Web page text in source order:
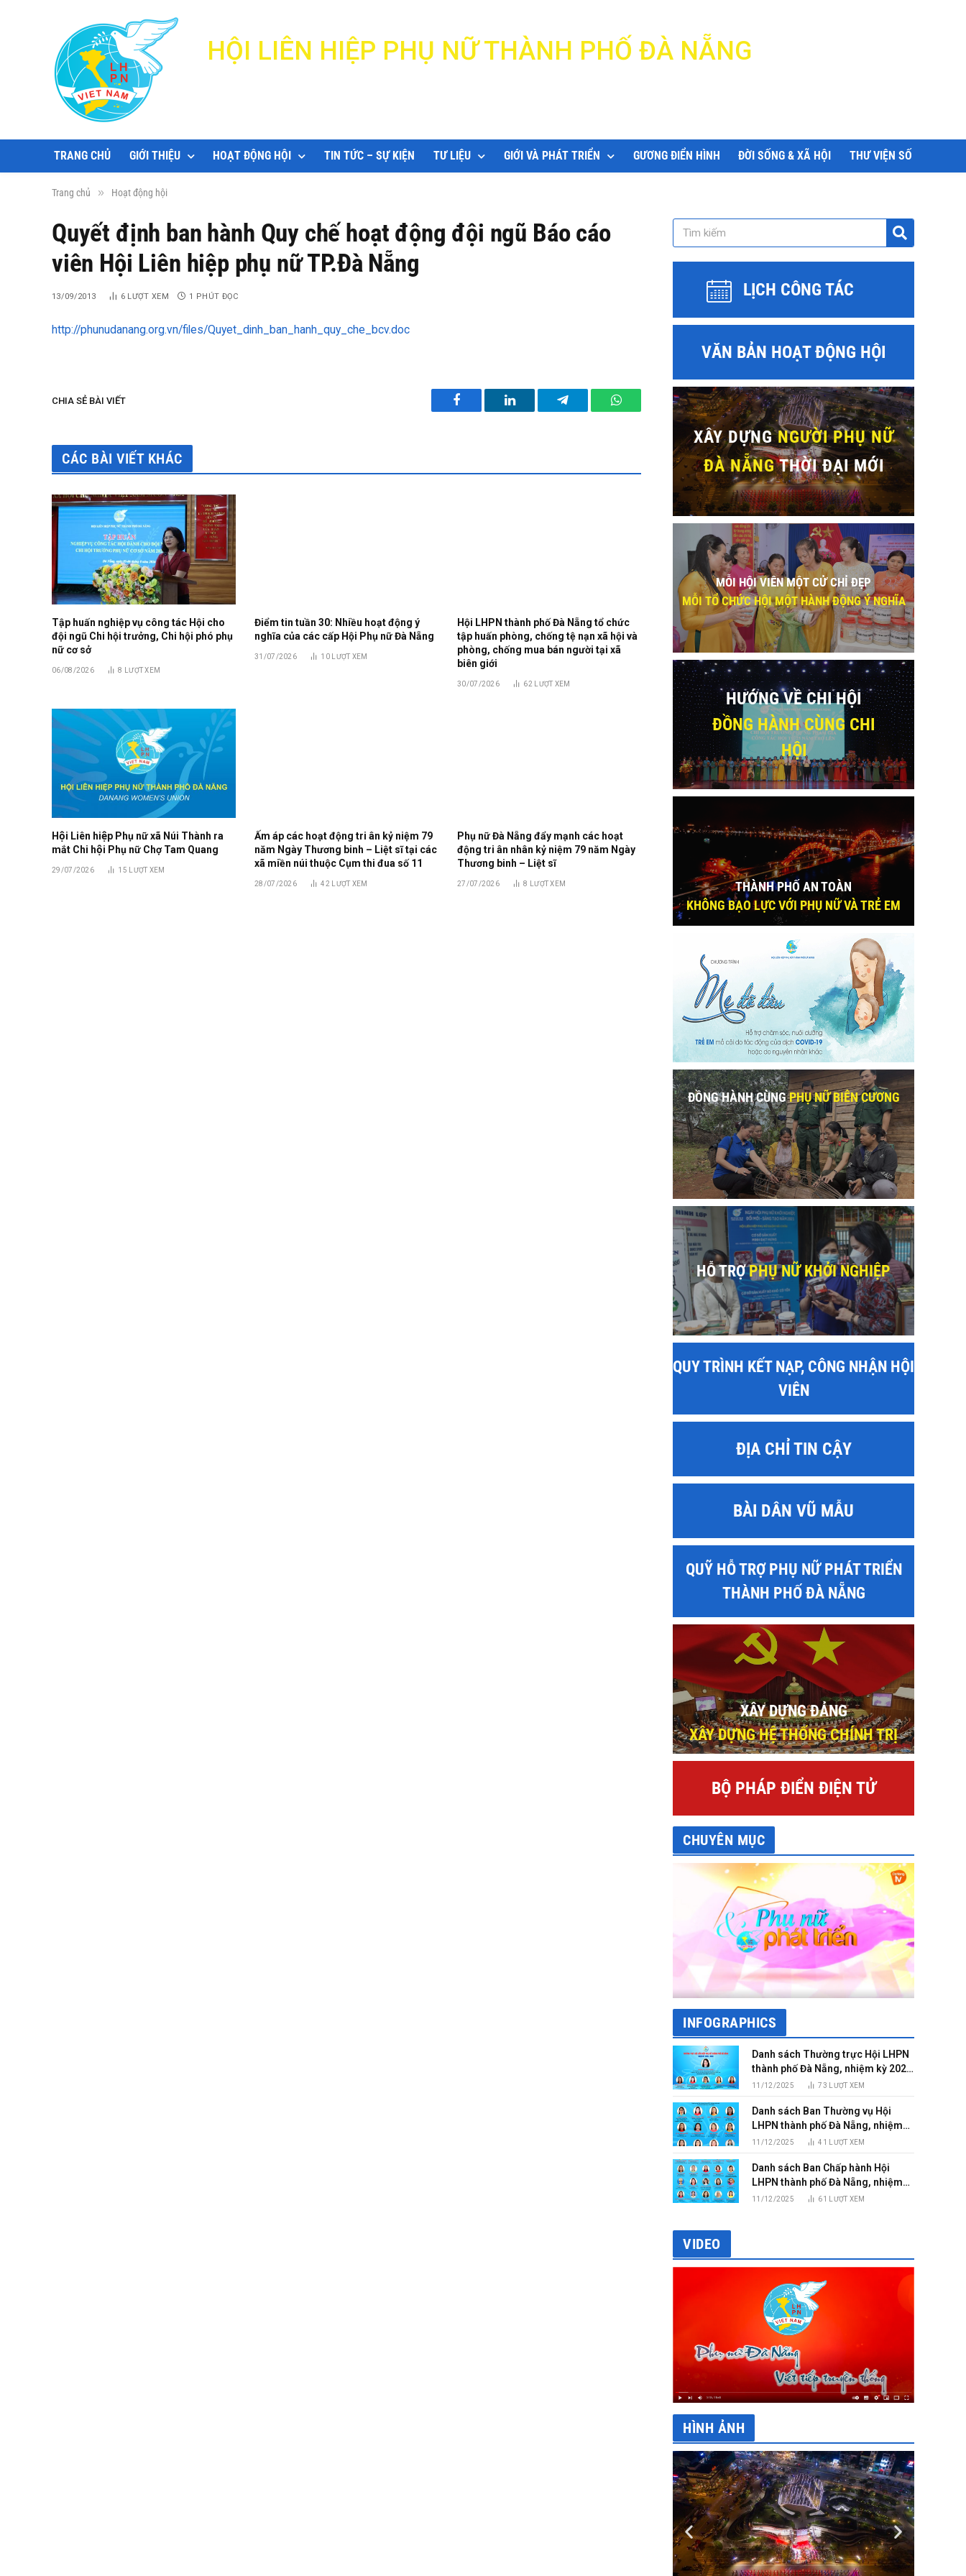
HỘI LIÊN HIỆP PHỤ NỮ THÀNH PHỐ ĐÀ NẴNG
TRANG CHỦ GIỚI THIỆU HOẠT ĐỘNG HỘI TIN TỨC – SỰ KIỆN TƯ LIỆU GIỚI VÀ PHÁT TRIỂN GƯƠNG ĐIỂN HÌNH ĐỜI SỐNG & XÃ HỘI THƯ VIỆN SỐ
Trang chủ » Hoạt động hội
Quyết định ban hành Quy chế hoạt động đội ngũ Báo cáo
viên Hội Liên hiệp phụ nữ TP.Đà Nẵng
13/09/2013 6 LƯỢT XEM 1 PHÚT ĐỌC
http://phunudanang.org.vn/files/Quyet_dinh_ban_hanh_quy_che_bcv.doc
CHIA SẺ BÀI VIẾT
Facebook LinkedIn Telegram WhatsApp
CÁC BÀI VIẾT KHÁC
Tập huấn nghiệp vụ công tác Hội cho
đội ngũ Chi hội trưởng, Chi hội phó phụ
nữ cơ sở
06/08/2026 8 LƯỢT XEM
Điểm tin tuần 30: Nhiều hoạt động ý
nghĩa của các cấp Hội Phụ nữ Đà Nẵng
31/07/2026 10 LƯỢT XEM
Hội LHPN thành phố Đà Nẵng tổ chức
tập huấn phòng, chống tệ nạn xã hội và
phòng, chống mua bán người tại xã
biên giới
30/07/2026 62 LƯỢT XEM
Hội Liên hiệp Phụ nữ xã Núi Thành ra
mắt Chi hội Phụ nữ Chợ Tam Quang
29/07/2026 15 LƯỢT XEM
Ấm áp các hoạt động tri ân kỷ niệm 79
năm Ngày Thương binh – Liệt sĩ tại các
xã miền núi thuộc Cụm thi đua số 11
28/07/2026 42 LƯỢT XEM
Phụ nữ Đà Nẵng đẩy mạnh các hoạt
động tri ân nhân kỷ niệm 79 năm Ngày
Thương binh – Liệt sĩ
27/07/2026 8 LƯỢT XEM
LỊCH CÔNG TÁC
VĂN BẢN HOẠT ĐỘNG HỘI
XÂY DỰNGNGƯỜI PHỤ NỮ
ĐÀ NẴNGTHỜI ĐẠI MỚI
MỖI HỘI VIÊN MỘT CỬ CHỈ ĐẸP
MỖI TỔ CHỨC HỘI MỘT HÀNH ĐỘNG Ý NGHĨA
HƯỚNG VỀ CHI HỘI
ĐỒNG HÀNH CÙNG CHI
HỘI
THÀNH PHỐ AN TOÀN
KHÔNG BẠO LỰC VỚI PHỤ NỮ VÀ TRẺ EM
ĐỒNG HÀNH CÙNGPHỤ NỮ BIÊN CƯƠNG
HỖ TRỢPHỤ NỮ KHỞI NGHIỆP
QUY TRÌNH KẾT NẠP, CÔNG NHẬN HỘI
VIÊN
ĐỊA CHỈ TIN CẬY
BÀI DÂN VŨ MẪU
QUỸ HỖ TRỢ PHỤ NỮ PHÁT TRIỂN
THÀNH PHỐ ĐÀ NẴNG
XÂY DỰNG ĐẢNG
XÂY DỰNG HỆ THỐNG CHÍNH TRỊ
BỘ PHÁP ĐIỂN ĐIỆN TỬ
CHUYÊN MỤC
INFOGRAPHICS
Danh sách Thường trực Hội LHPN
thành phố Đà Nẵng, nhiệm kỳ 2025
– 2030
11/12/2025 73 LƯỢT XEM
Danh sách Ban Thường vụ Hội
LHPN thành phố Đà Nẵng, nhiệm
kỳ 2025 – 2030
11/12/2025 41 LƯỢT XEM
Danh sách Ban Chấp hành Hội
LHPN thành phố Đà Nẵng, nhiệm
kỳ 2025 – 2030
11/12/2025 61 LƯỢT XEM
VIDEO
HÌNH ẢNH